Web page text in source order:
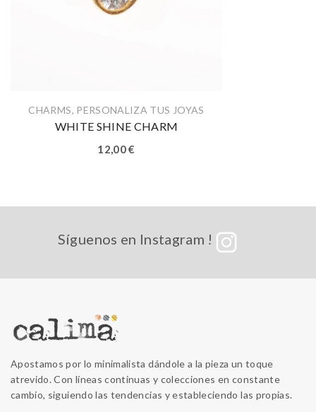
CHARMS, PERSONALIZA TUS JOYAS
WHITE SHINE CHARM
12,00€
Síguenos en Instagram !
Apostamos por lo minimalista dándole a la pieza un toque
atrevido. Con líneas continuas y colecciones en constante
cambio, siguiendo las tendencias y estableciendo las propias.